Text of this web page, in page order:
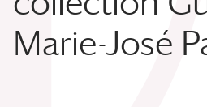
Marie-José
Guy et Marie-José Pallardy(544)